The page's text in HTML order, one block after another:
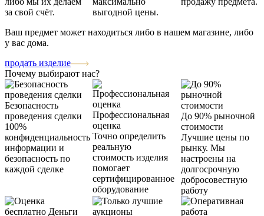
за свой счёт.
выгодной цены.
Ваш предмет может находиться либо в нашем магазине, либо
у вас дома.
продать изделие
Почему выбирают нас?
Безопасность
проведения сделки
100%
конфиденциальность
информации и
безопасность по
каждой сделке
Профессиональная
оценка
Точно определить
реальную
стоимость изделия
помогает
сертифицированное
оборудование
До 90% рыночной
стоимости
Лучшие цены по
рынку. Мы
настроены на
долгосрочную
добросовестную
работу